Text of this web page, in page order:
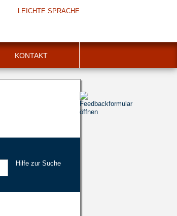
LEICHTE SPRACHE
KONTAKT
Hilfe zur Suche